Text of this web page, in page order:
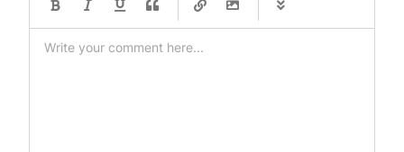
-
-
-
-